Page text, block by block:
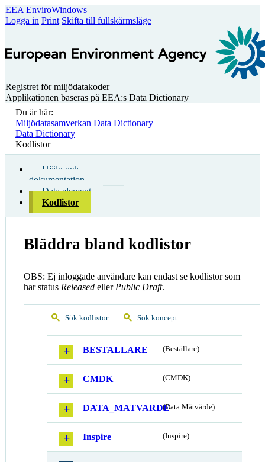
EEA EnviroWindows
Logga in Print Skifta till fullskärmsläge
Registret för miljödatakoder
Applikationen baseras på EEA:s Data Dictionary
Du är här:
Miljödatasamverkan Data Dictionary
Data Dictionary
Kodlistor
Hjälp och
dokumentation
Data element
Kodlistor
Bläddra bland kodlistor
OBS: Ej inloggade användare kan endast se kodlistor som
har status Released eller Public Draft.
Sök kodlistor Sök koncept
BESTALLARE (Beställare)
CMDK (CMDK)
DATA_MATVARDE(Data Mätvärde)
Inspire (Inspire)